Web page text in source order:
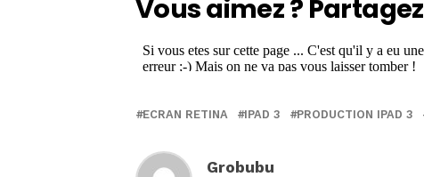
Vous aimez ?
ECRAN RETINA IPAD 3 PRODUCTION IPAD 3
Grobubu